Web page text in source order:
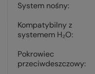
System nośny
Kompatybilny z
systemem H₂O
Pokrowiec
przeciwdeszczowy